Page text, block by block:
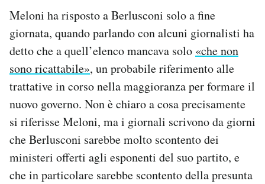
Meloni ha risposto a Berlusconi solo a fine
giornata, quando parlando con alcuni giornalisti ha
detto che a quell’elenco mancava solo «che non
sono ricattabile», un probabile riferimento alle
trattative in corso nella maggioranza per formare il
nuovo governo. Non è chiaro a cosa precisamente
si riferisse Meloni, ma i giornali scrivono da giorni
che Berlusconi sarebbe molto scontento dei
ministeri offerti agli esponenti del suo partito, e
che in particolare sarebbe scontento della presunta